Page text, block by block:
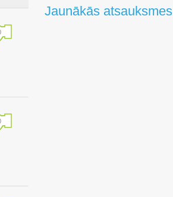
Jaunākās atsauksmes